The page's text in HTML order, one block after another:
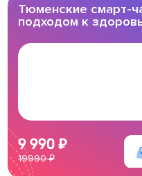
Тюменские смарт-
подходом к
19990 ₽
9 990 ₽